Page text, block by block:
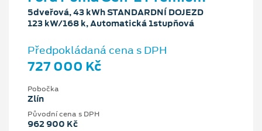
5dveřová, 43 kWh STANDARDNÍ DOJEZD
123 kW/168 k, Automatická 1stupňová
Předpokládaná cena s DPH
727 000 Kč
Pobočka
Zlín
Původní cena s DPH
962 900 Kč